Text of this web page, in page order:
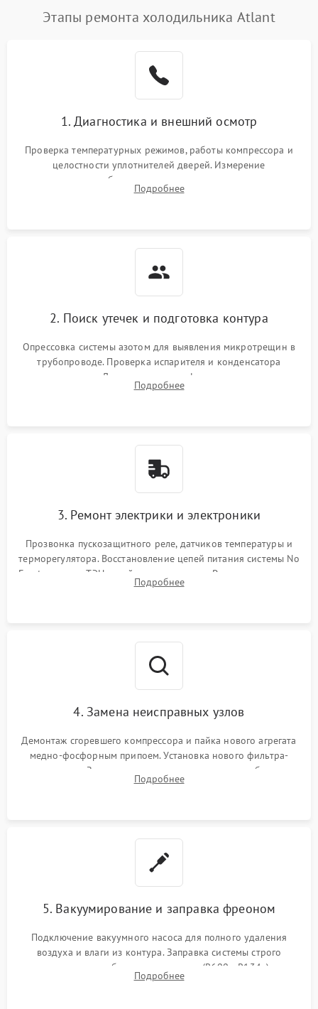
Поломка системы No Frost 2600 ₽ Подробнее →
работе
2000 ₽ Подробнее →
1000 ₽
1800 ₽
Этапы ремонта холодильника Atlant
1. Диагностика и внешний осмотр
Проверка температурных режимов, работы компрессора и
целостности уплотнителей дверей. Измерение
сопротивления обмоток мотора, проверка термостата и
считывание кодов ошибок с электронного дисплея.
Подробнее
2. Поиск утечек и подготовка контура
Опрессовка системы азотом для выявления микротрещин в
трубопроводе. Проверка испарителя и конденсатора
течеискателем. Демонтаж старого фильтра-осушителя и
продувка капиллярной трубки для устранения засоров.
Подробнее
3. Ремонт электрики и электроники
Прозвонка пускозащитного реле, датчиков температуры и
терморегулятора. Восстановление цепей питания системы No
Frost, включая ТЭН оттайки и вентилятор. Ремонт или замена
платы управления при сбоях алгоритмов.
Подробнее
4. Замена неисправных узлов
Демонтаж сгоревшего компрессора и пайка нового агрегата
медно-фосфорным припоем. Установка нового фильтра-
осушителя. Замена изношенных вентиляторов обдува,
сломанных заслонок или поврежденных дверных петель.
Подробнее
5. Вакуумирование и заправка фреоном
Подключение вакуумного насоса для полного удаления
воздуха и влаги из контура. Заправка системы строго
дозированным объемом хладагента (R600a, R134a) по
электронным весам. Контроль рабочего давления в системе.
Подробнее